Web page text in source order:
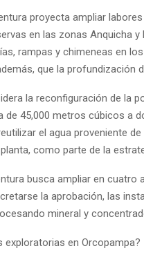
proyecta ampliar
en las zonas Anquicha
rampas y chimeneas en
que la profundización
la reconfiguración de la
de 45,000 metros cúbicos a
el agua proveniente
como parte de la
busca ampliar en cuatro
la aprobación, las
mineral y
exploratorias en Orcopampa?